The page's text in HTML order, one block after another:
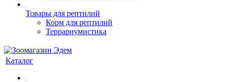
Товары для рептилий
Корм для рептилий
Террариумистика
Каталог